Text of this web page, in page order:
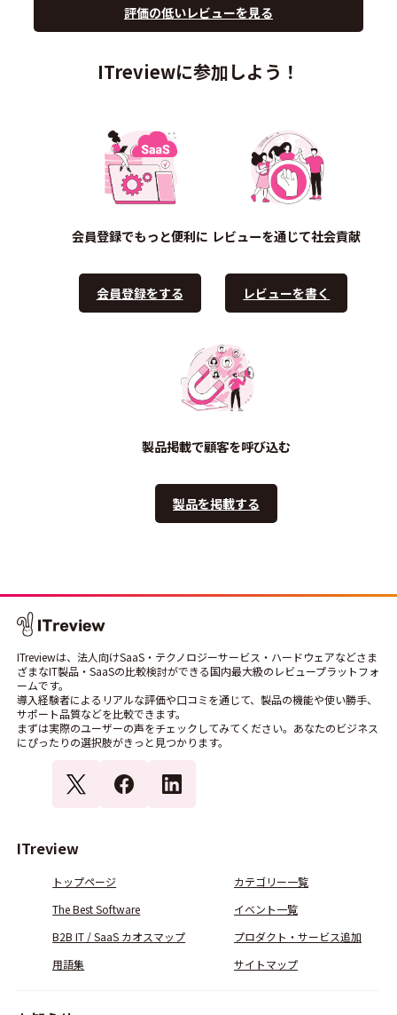
評価の低いレビューを見る
ITreviewに参加しよう！
会員登録でもっと便利に
会員登録をする
レビューを通じて社会貢献
レビューを書く
製品掲載で顧客を呼び込む
製品を掲載する
ITreviewは、法人向けSaaS・テクノロジーサービス・ハードウェアなどさま
ざまなIT製品・SaaSの比較検討ができる国内最大級のレビュープラットフォ
ームです。
導入経験者によるリアルな評価や口コミを通じて、製品の機能や使い勝手、
サポート品質などを比較できます。
まずは実際のユーザーの声をチェックしてみてください。あなたのビジネス
にぴったりの選択肢がきっと見つかります。
ITreview
トップページ
カテゴリー一覧
The Best Software
イベント一覧
B2B IT / SaaS カオスマップ
プロダクト・サービス追加
用語集
サイトマップ